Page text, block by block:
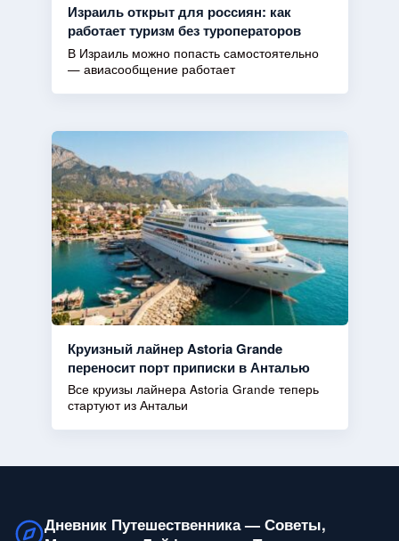
Израиль открыт для россиян: как
работает туризм без туроператоров
В Израиль можно попасть самостоятельно
— авиасообщение работает
Круизный лайнер Astoria Grande
переносит порт приписки в Анталью
Все круизы лайнера Astoria Grande теперь
стартуют из Антальи
Дневник Путешественника — Советы,